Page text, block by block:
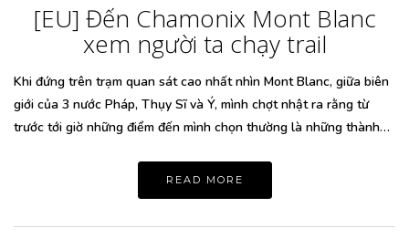
[EU] Đến Chamonix Mont Blanc
xem người ta chạy trail
Khi đứng trên trạm quan sát cao nhất nhìn Mont Blanc, giữa biên
giới của 3 nước Pháp, Thụy Sĩ và Ý, mình chợt nhật ra rằng từ
trước tới giờ những điểm đến mình chọn thường là những thành…
READ MORE